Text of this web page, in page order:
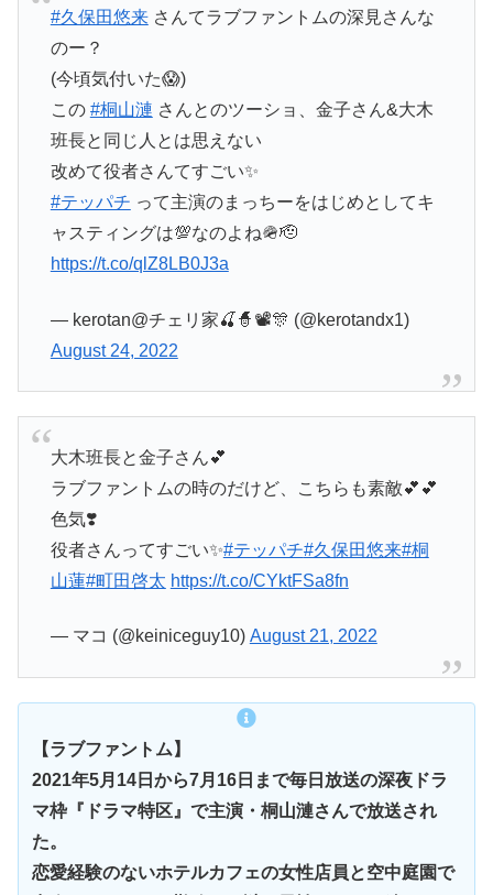
#久保田悠来さんてラブファントムの深見さんな
のー？
(今頃気付いた😱)
この #桐山漣 さんとのツーショ、金子さん&大木
班長と同じ人とは思えない
改めて役者さんてすごい✨
#テッパチ って主演のまっちーをはじめとしてキ
ャスティングは💯なのよね🪖🫡
https://t.co/qlZ8LB0J3a
— kerotan@チェリ家🍒🧙📽🎊 (@kerotandx1)
August 24, 2022
大木班長と金子さん💕
ラブファントムの時のだけど、こちらも素敵💕💕
色気❣️
役者さんってすごい✨#テッパチ#久保田悠来#桐
山蓮#町田啓太 https://t.co/CYktFSa8fn
— マコ (@keiniceguy10) August 21, 2022
【ラブファントム】
2021年5月14日から7月16日まで毎日放送の深夜ドラ
マ枠『ドラマ特区』で主演・桐山漣さんで放送され
た。
恋愛経験のないホテルカフェの女性店員と空中庭園で